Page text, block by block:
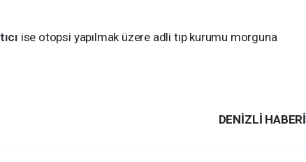
ise otopsi yapılmak üzere adli tıp kurumu morguna
DENIZLI HABERİ